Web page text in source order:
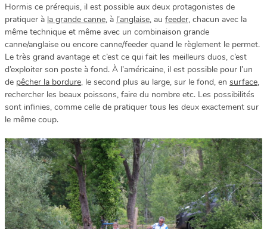
Hormis ce prérequis, il est possible aux deux protagonistes de
pratiquer à la grande canne, à l’anglaise, au feeder, chacun avec la
même technique et même avec un combinaison grande
canne/anglaise ou encore canne/feeder quand le règlement le permet.
Le très grand avantage et c’est ce qui fait les meilleurs duos, c’est
d’exploiter son poste à fond. À l’américaine, il est possible pour l’un
de pêcher la bordure, le second plus au large, sur le fond, en surface,
rechercher les beaux poissons, faire du nombre etc. Les possibilités
sont infinies, comme celle de pratiquer tous les deux exactement sur
le même coup.